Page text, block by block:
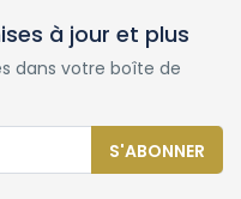
à jour et plus
dans votre boîte de
S'ABONNER